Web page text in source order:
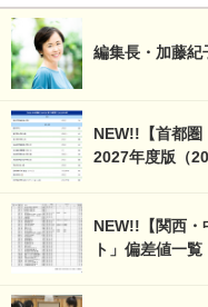
編集長・加藤紀
NEW!!【首都圏
2027年度版（
NEW!!【関西・
ト」偏差値一覧